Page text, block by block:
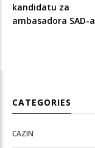
kandidatu za
ambasadora SAD-a
CATEGORIES
CAZIN